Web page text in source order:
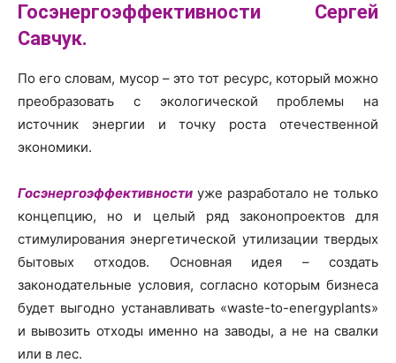
Госэнергоэффективности Сергей
Савчук.
По его словам, мусор – это тот ресурс, который можно
преобразовать с экологической проблемы на
источник энергии и точку роста отечественной
экономики.
Госэнергоэффективности уже разработало не только
концепцию, но и целый ряд законопроектов для
стимулирования энергетической утилизации твердых
бытовых отходов. Основная идея – создать
законодательные условия, согласно которым бизнеса
будет выгодно устанавливать «waste-to-energyplants»
и вывозить отходы именно на заводы, а не на свалки
или в лес.